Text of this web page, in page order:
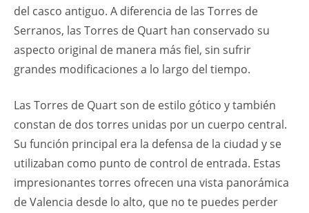
del casco antiguo. A diferencia de las Torres de
Serranos, las Torres de Quart han conservado su
aspecto original de manera más fiel, sin sufrir
grandes modificaciones a lo largo del tiempo.
Las Torres de Quart son de estilo gótico y también
constan de dos torres unidas por un cuerpo central.
Su función principal era la defensa de la ciudad y se
utilizaban como punto de control de entrada. Estas
impresionantes torres ofrecen una vista panorámica
de Valencia desde lo alto, que no te puedes perder